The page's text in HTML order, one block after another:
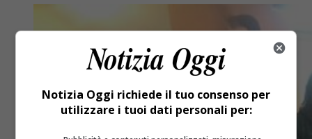
Notizia Oggi richiede il tuo consenso per
utilizzare i tuoi dati personali per: